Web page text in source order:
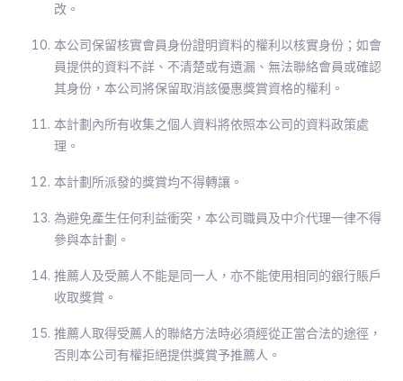
改。
本公司保留核實會員身份證明資料的權利以核實身份；如會
員提供的資料不詳、不清楚或有遺漏、無法聯絡會員或確認
其身份，本公司將保留取消該優惠獎賞資格的權利。
本計劃內所有收集之個人資料將依照本公司的資料政策處
理。
本計劃所派發的獎賞均不得轉讓。
為避免產生任何利益衝突，本公司職員及中介代理一律不得
參與本計劃。
推薦人及受薦人不能是同一人，亦不能使用相同的銀行賬戶
收取獎賞。
推薦人取得受薦人的聯絡方法時必須經從正當合法的途徑，
否則本公司有權拒絕提供獎賞予推薦人。